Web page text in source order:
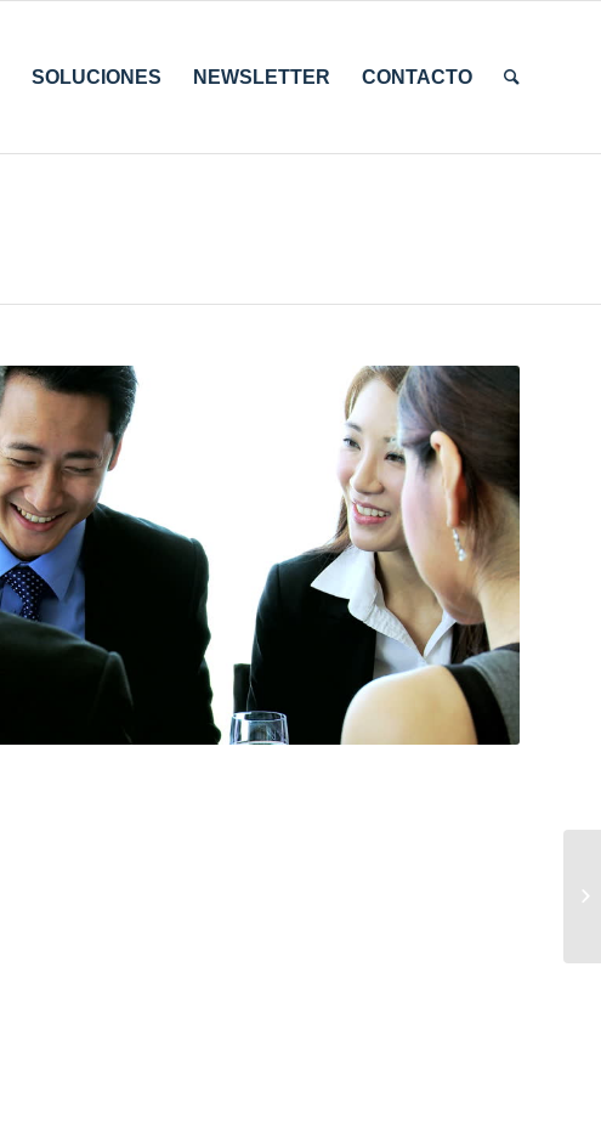
SOLUCIONES NEWSLETTER CONTACTO